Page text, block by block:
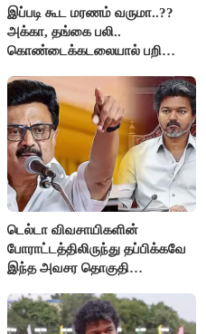
இப்படி கூட மரணம் வருமா..??
அக்கா, தங்கை பலி..
கொண்டைக்கடலையால் பறிபோன
டெல்டா விவசாயிகளின்
போராட்டத்திலிருந்து தப்பிக்கவே
இந்த அவசர தொகுதி
அரங்கேற்றுகிறார் முதலமைச்சர் -
திமுக ஐடி விங்..!!